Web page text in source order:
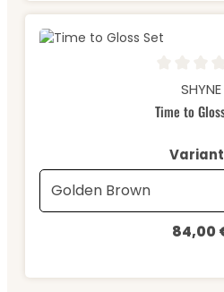
Durchschnittliche Bewertung
SHYNE
Time to
84,00